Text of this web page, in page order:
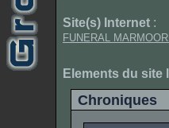
Site(s) Internet :
FUNERAL
Elements du site
Chroniques